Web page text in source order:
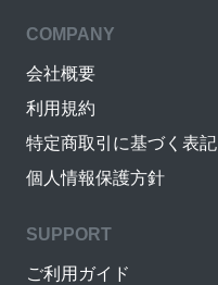
COMPANY
会社概要
利用規約
特定商取引に基づく表記
個人情報保護方針
SUPPORT
ご利用ガイド